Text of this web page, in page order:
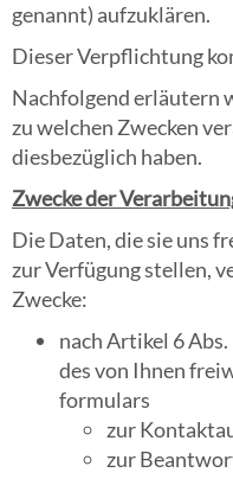
genannt) aufzuklären.
Dieser Verpflichtung
Nachfolgend erläutern
zu welchen Zwecken
diesbezüglich haben.
Zwecke der
Die Daten, die sie uns
zur Verfügung stellen,
Zwecke:
nach Artikel 6 Abs.
des von Ihnen
formulars
zur
zur